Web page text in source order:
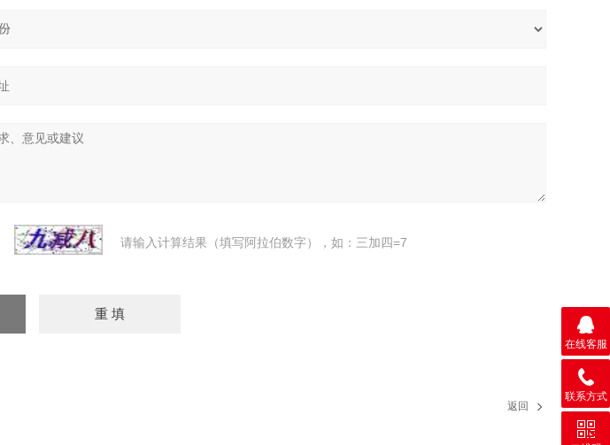
请输入计算结果（填写阿拉伯数字），如：三加四=7
返回
在线客服
联系方式